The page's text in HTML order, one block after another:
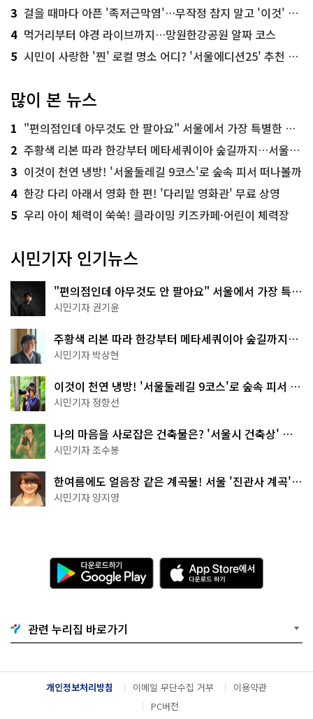
3 걸을 때마다 아픈 '족저근막염'…무작정 참지 말고 '이것' 해보세요!
4 먹거리부터 야경 라이브까지…망원한강공원 알짜 코스
5 시민이 사랑한 '찐' 로컬 명소 어디? '서울에디션25' 추천 코스
많이 본 뉴스
1 "편의점인데 아무것도 안 팔아요" 서울에서 가장 특별한 편의점의 정체
2 주황색 리본 따라 한강부터 메타세쿼이아 숲길까지…서울둘레길 15코스
3 이것이 천연 냉방! '서울둘레길 9코스'로 숲속 피서 떠나볼까
4 한강 다리 아래서 영화 한 편! '다리밑 영화관' 무료 상영
5 우리 아이 체력이 쑥쑥! 클라이밍 키즈카페·어린이 체력장
시민기자 인기뉴스
"편의점인데 아무것도 안 팔아요" 서울에서 가장 특별
한 편의점의 정체
시민기자 권기윤
주황색 리본 따라 한강부터 메타세쿼이아 숲길까지…
서울둘레길 15코스
시민기자 박상현
이것이 천연 냉방! '서울둘레길 9코스'로 숲속 피서 떠
나볼까
시민기자 정향선
나의 마음을 사로잡은 건축물은? '서울시 건축상' 수
상작 공개!
시민기자 조수봉
한여름에도 얼음장 같은 계곡물! 서울 '진관사 계곡'이
천국이네~
시민기자 양지영
다
운
로
기
G
o
g
l
e
A
p
p
e
서
다
운
관련 누리집 바로가기
개인정보처리방침 이메일 무단수집 거부
이용약관
PC버전